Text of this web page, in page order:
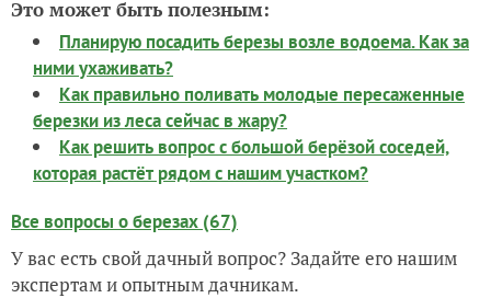
Это может быть полезным:
Планирую посадить березы возле водоема. Как за
ними ухаживать?
Как правильно поливать молодые пересаженные
березки из леса сейчас в жару?
Как решить вопрос с большой берёзой соседей,
которая растёт рядом с нашим участком?
Все вопросы о березах (67)
У вас есть свой дачный вопрос? Задайте его нашим
экспертам и опытным дачникам.